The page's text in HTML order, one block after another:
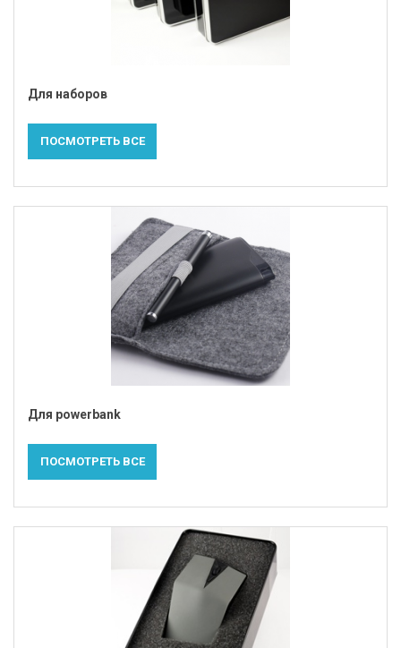
Для наборов
ПОСМОТРЕТЬ ВСЕ
Для powerbank
ПОСМОТРЕТЬ ВСЕ